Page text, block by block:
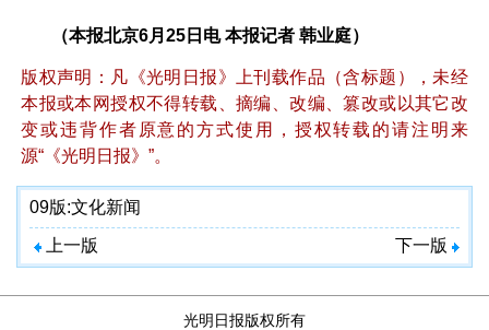
（本报北京6月25日电 本报记者 韩业庭）
版权声明：凡《光明日报》上刊载作品（含标题），未经
本报或本网授权不得转载、摘编、改编、篡改或以其它改
变或违背作者原意的方式使用，授权转载的请注明来
源“《光明日报》”。
09版:文化新闻
上一版 下一版
光明日报版权所有